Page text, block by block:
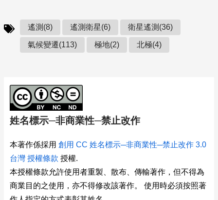
遙測(8) 遙測衛星(6) 衛星遙測(36)
氣候變遷(113) 極地(2) 北極(4)
姓名標示─非商業性─禁止改作
本著作係採用 創用 CC 姓名標示─非商業性─禁止改作 3.0
台灣 授權條款 授權.
本授權條款允許使用者重製、散布、傳輸著作，但不得為
商業目的之使用，亦不得修改該著作。 使用時必須按照著